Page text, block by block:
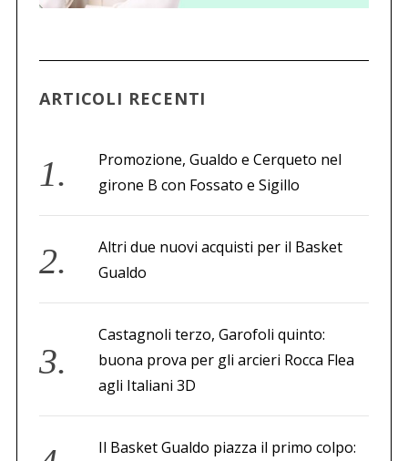
ARTICOLI RECENTI
Promozione, Gualdo e Cerqueto nel
girone B con Fossato e Sigillo
Altri due nuovi acquisti per il Basket
Gualdo
Castagnoli terzo, Garofoli quinto:
buona prova per gli arcieri Rocca Flea
agli Italiani 3D
Il Basket Gualdo piazza il primo colpo: